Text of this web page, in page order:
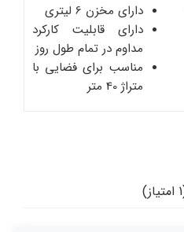
دارای مخزن 6 لیتری
دارای قابلیت کارکرد
مداوم در تمام طول روز
مناسب برای فضایی با
متراژ 40 متر